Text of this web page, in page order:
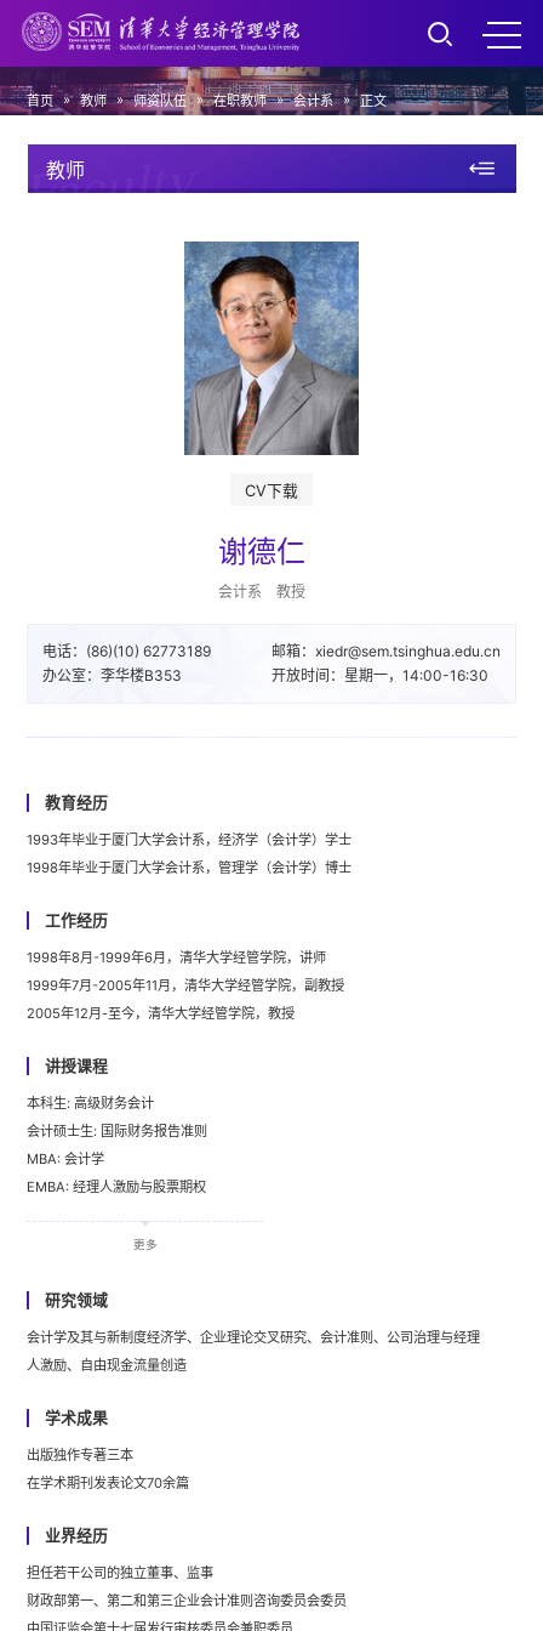
首页 » 教师 » 师资队伍 » 在职教师 » 会计系 » 正文
教师
Faculty
CV下载
谢德仁
会计系 教授
电话：(86)(10) 62773189
办公室：李华楼B353
邮箱：xiedr@sem.tsinghua.edu.cn
开放时间：星期一，14:00-16:30
教育经历
1993年毕业于厦门大学会计系，经济学（会计学）学士
1998年毕业于厦门大学会计系，管理学（会计学）博士
工作经历
1998年8月-1999年6月，清华大学经管学院，讲师
1999年7月-2005年11月，清华大学经管学院，副教授
2005年12月-至今，清华大学经管学院，教授
讲授课程
本科生: 高级财务会计
会计硕士生: 国际财务报告准则
MBA: 会计学
EMBA: 经理人激励与股票期权
EE（高管培训）: 与财务报表对话，经理人股权激励，公司治理，会计学原理等
更多
研究领域
会计学及其与新制度经济学、企业理论交叉研究、会计准则、公司治理与经理
人激励、自由现金流量创造
学术成果
出版独作专著三本
在学术期刊发表论文70余篇
业界经历
担任若干公司的独立董事、监事
财政部第一、第二和第三企业会计准则咨询委员会委员